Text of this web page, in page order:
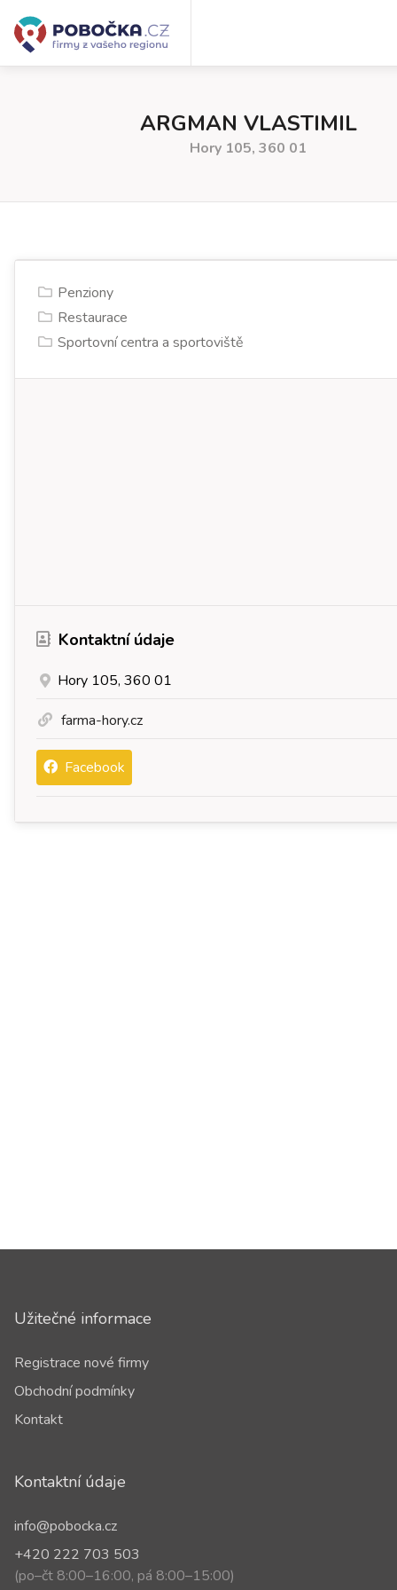
ARGMAN VLASTIMIL
Hory 105, 360 01
Penziony
Restaurace
Sportovní centra a sportoviště
Kontaktní údaje
Hory 105, 360 01
farma-hory.cz
Facebook
Užitečné informace
Registrace nové firmy
Obchodní podmínky
Kontakt
Kontaktní údaje
info@pobocka.cz
+420 222 703 503
(po–čt 8:00–16:00, pá 8:00–15:00)